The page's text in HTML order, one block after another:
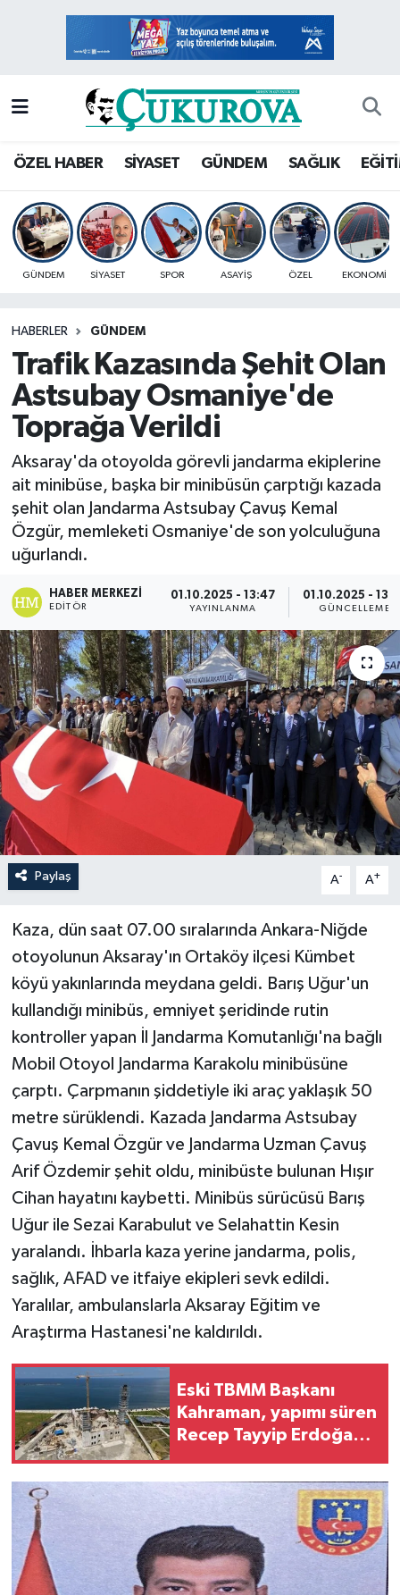
ÖZEL HABER SİYASET GÜNDEM SAĞLIK
GÜNDEM SİYASET SPOR ASAYİŞ ÖZEL EKONOMİ
HABERLER GÜNDEM
Trafik Kazasında Şehit Olan
Astsubay Osmaniye'de
Toprağa Verildi
Aksaray'da otoyolda görevli jandarma ekiplerine
ait minibüse, başka bir minibüsün çarptığı kazada
şehit olan Jandarma Astsubay Çavuş Kemal
Özgür, memleketi Osmaniye'de son yolculuğuna
uğurlandı.
HABER MERKEZI
EDITÖR
01.10.2025 - 13:47
YAYINLANMA
01.10.2025 -
GÜNCELLEME
Paylaş A- A+
Kaza, dün saat 07.00 sıralarında Ankara-Niğde
otoyolunun Aksaray'ın Ortaköy ilçesi Kümbet
köyü yakınlarında meydana geldi. Barış Uğur'un
kullandığı minibüs, emniyet şeridinde rutin
kontroller yapan İl Jandarma Komutanlığı'na bağlı
Mobil Otoyol Jandarma Karakolu minibüsüne
çarptı. Çarpmanın şiddetiyle iki araç yaklaşık 50
metre sürüklendi. Kazada Jandarma Astsubay
Çavuş Kemal Özgür ve Jandarma Uzman Çavuş
Arif Özdemir şehit oldu, minibüste bulunan Hışır
Cihan hayatını kaybetti. Minibüs sürücüsü Barış
Uğur ile Sezai Karabulut ve Selahattin Kesin
yaralandı. İhbarla kaza yerine jandarma, polis,
sağlık, AFAD ve itfaiye ekipleri sevk edildi.
Yaralılar, ambulanslarla Aksaray Eğitim ve
Araştırma Hastanesi'ne kaldırıldı.
Eski TBMM Başkanı
Kahraman, yapımı süren
Recep Tayyip Erdoğan
bulundu
Mersin Hava Durumu
Mersin Namaz Vakitleri
Mersin Trafik Yoğunluk Haritası
Süper Lig Puan Durumu ve Fikstür
Haber Arşivi